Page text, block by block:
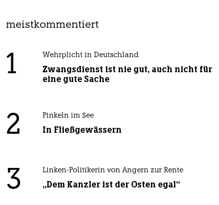
meistkommentiert
1 Wehrplicht in Deutschland
Zwangsdienst ist nie gut, auch nicht für
eine gute Sache
2 Pinkeln im See
In Fließgewässern
3 Linken-Politikerin von Angern zur Rente
„Dem Kanzler ist der Osten egal“